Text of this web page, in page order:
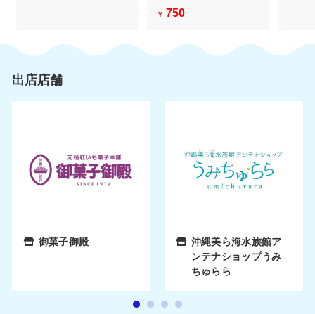
0
¥ 750
5
出店店舗
御菓子御殿
沖縄美ら海水族館ア
ンテナショップうみ
ちゅらら